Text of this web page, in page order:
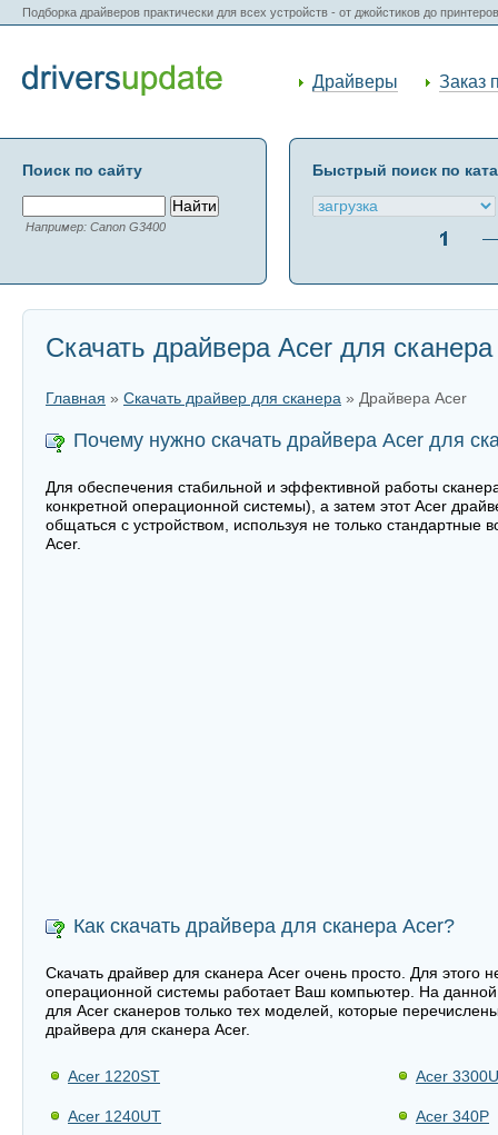
Подборка драйверов практически для всех устройств - от джойстиков до
Драйверы Заказ
Поиск по сайту
Например: Canon G3400
Быстрый поиск по
Скачать драйвера Acer для сканера
Главная » Скачать драйвер для сканера » Драйвера Acer
Почему нужно скачать драйвера Acer для
Для обеспечения стабильной и эффективной работы
конкретной операционной системы), а затем этот Acer
общаться с устройством, используя не только
Acer.
Как скачать драйвера для сканера Acer?
Скачать драйвер для сканера Acer очень просто. Для этого
операционной системы работает Ваш компьютер. На
для Acer сканеров только тех моделей, которые
драйвера для сканера Acer.
Acer 1220ST
Acer 1240UT
Acer 3300U
Acer 340P